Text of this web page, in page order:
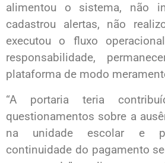
alimentou o sistema, não
cadastrou alertas, não
executou o fluxo
responsabilidade,
plataforma de modo
“A portaria teria
questionamentos sobre a
na unidade escolar e
continuidade do pagamento